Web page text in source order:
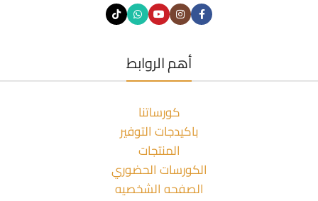
أهم الروابط
كورساتنا
باكيدجات التوفير
المنتجات
الكورسات الحضوري
الصفحه الشخصيه